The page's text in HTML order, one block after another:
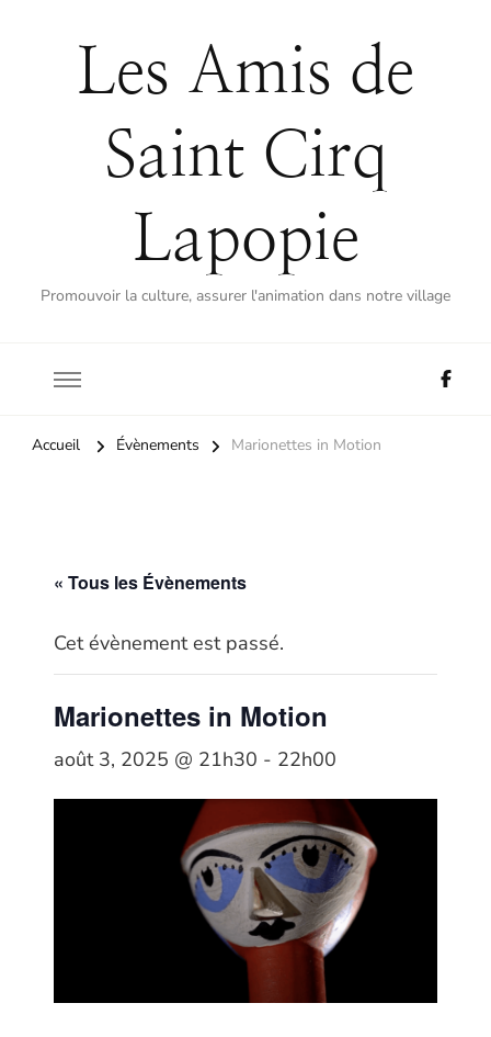
Les Amis de
Saint Cirq
Lapopie
Promouvoir la culture, assurer l'animation dans notre village
Accueil Évènements Marionettes in Motion
« Tous les Évènements
Cet évènement est passé.
Marionettes in Motion
août 3, 2025 @ 21h30 - 22h00